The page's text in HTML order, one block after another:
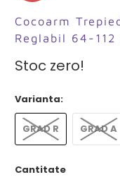
Cocoarm
Reglabil 64-112
Stoc zero!
Varianta:
GRAD R GRAD A
Cantitate